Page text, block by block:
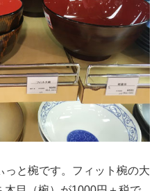
っと椀です。フィット椀の大